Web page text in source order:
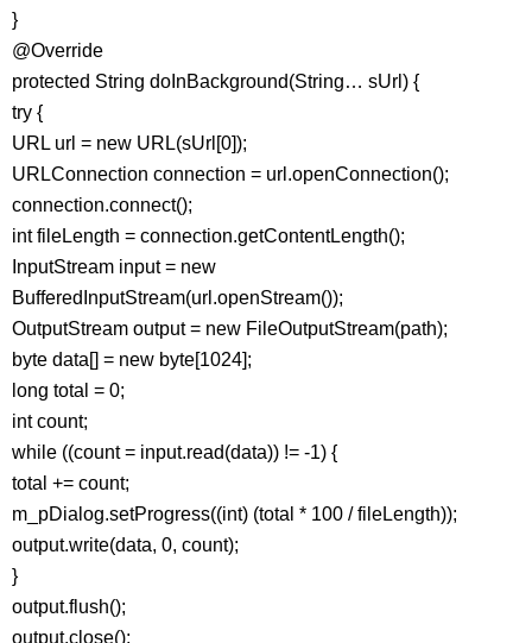
}
@Override
protected String doInBackground(String… sUrl) {
try {
URL url = new URL(sUrl[0]);
URLConnection connection = url.openConnection();
connection.connect();
int fileLength = connection.getContentLength();
InputStream input = new
BufferedInputStream(url.openStream());
OutputStream output = new FileOutputStream(path);
byte data[] = new byte[1024];
long total = 0;
int count;
while ((count = input.read(data)) != -1) {
total += count;
m_pDialog.setProgress((int) (total * 100 / fileLength));
output.write(data, 0, count);
}
output.flush();
output.close();